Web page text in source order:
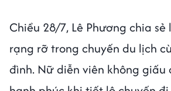
Chiều 28/7, Lê Phương chia
rạng rỡ trong chuyến du lịch
đình. Nữ diễn viên không giấu